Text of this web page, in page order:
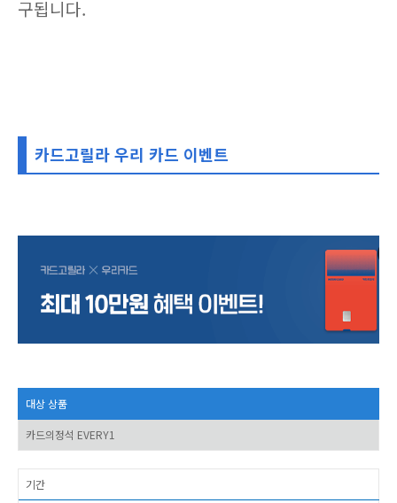
구됩니다.
카드고릴라 우리 카드 이벤트
대상 상품
카드의정석 EVERY1
기간